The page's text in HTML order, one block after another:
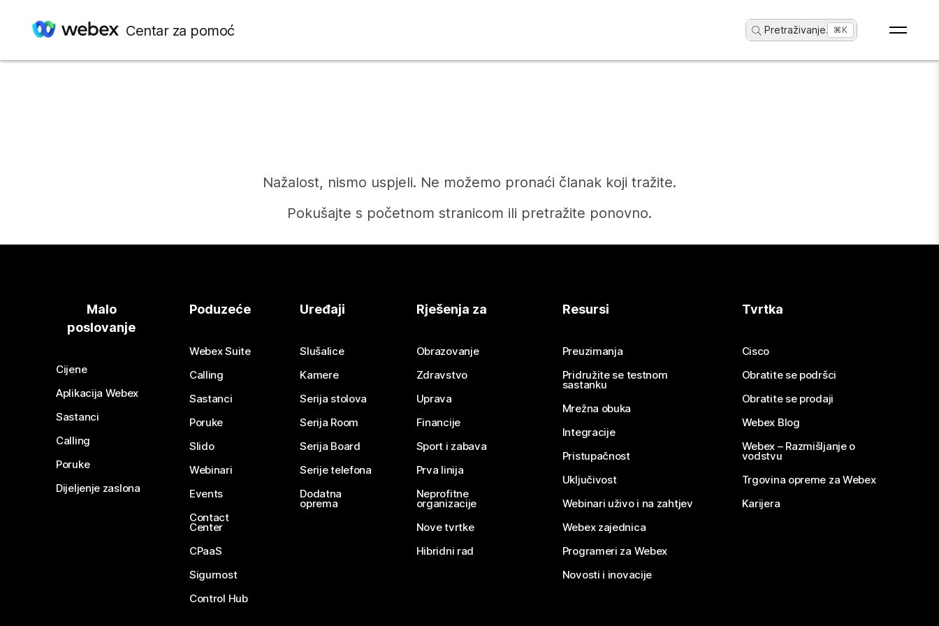
Centar za pomoć Pretraživanje... ⌘K
Nažalost, nismo uspjeli. Ne možemo pronaći članak koji tražite.
Pokušajte s početnom stranicom ili pretražite ponovno.
Tražite li odgovor?
Pošaljite pitanje
Malo
poslovanje
Cijene
Aplikacija Webex
Sastanci
Calling
Poruke
Dijeljenje zaslona
Poduzeće
Webex Suite
Calling
Sastanci
Poruke
Slido
Webinari
Events
Contact
Center
CPaaS
Sigurnost
Control Hub
Uređaji
Slušalice
Kamere
Serija stolova
Serija Room
Serija Board
Serije telefona
Dodatna
oprema
Rješenja za
Obrazovanje
Zdravstvo
Uprava
Financije
Sport i zabava
Prva linija
Neprofitne
organizacije
Nove tvrtke
Hibridni rad
Resursi
Preuzimanja
Pridružite se testnom
sastanku
Mrežna obuka
Integracije
Pristupačnost
Uključivost
Webinari uživo i na zahtjev
Webex zajednica
Programeri za Webex
Novosti i inovacije
Tvrtka
Cisco
Obratite se podršci
Obratite se prodaji
Webex Blog
Webex – Razmišljanje o
vodstvu
Trgovina opreme za Webex
Karijera